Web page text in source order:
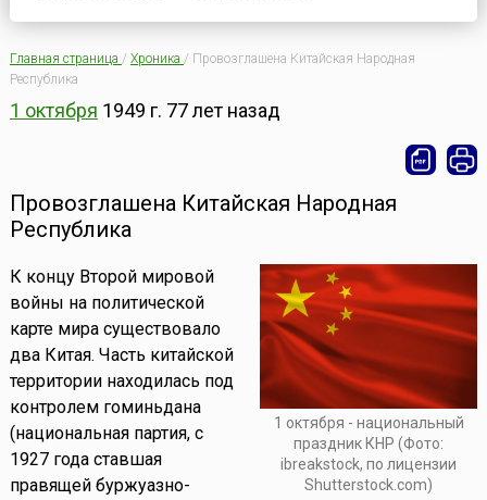
Главная страница / Хроника / Провозглашена Китайская Народная
Республика
1 октября 1949 г. 77 лет назад
Провозглашена Китайская Народная
Республика
1 октября - национальный
праздник КНР (Фото:
ibreakstock, по лицензии
Shutterstock.com)
К концу Второй мировой
войны на политической
карте мира существовало
два Китая. Часть китайской
территории находилась под
контролем гоминьдана
(национальная партия, с
1927 года ставшая
правящей буржуазно-